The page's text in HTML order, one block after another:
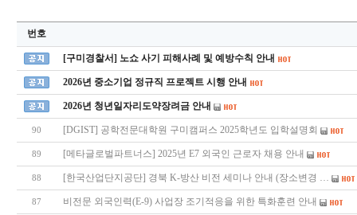
번호
[구미경찰서] 노쇼 사기 피해사례 및 예방수칙 안내
2026년 중소기업 정규직 프로젝트 시행 안내
2026년 청년일자리도약장려금 안내
90 [DGIST] 공학전문대학원 구미캠퍼스 2025학년도 입학설명회
89 [메타글로벌파트너스] 2025년 E7 외국인 근로자 채용 안내
88 [한국산업단지공단] 경북 K-방산 비전 세미나 안내 (장소변경 …
87 비전문 외국인력(E-9) 사업장 조기적응을 위한 특화훈련 안내